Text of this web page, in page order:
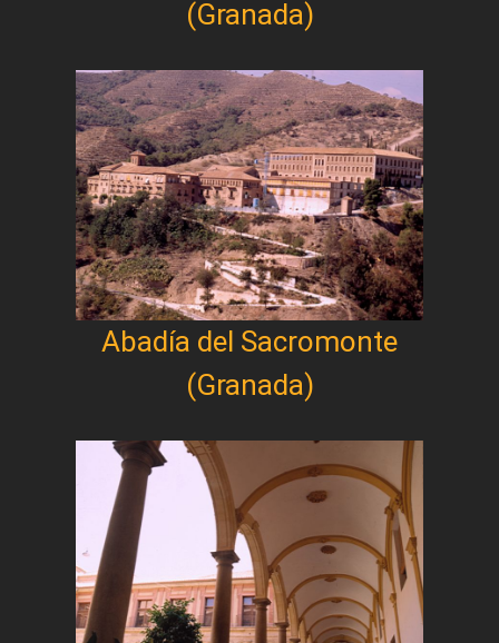
(Granada)
Abadía del Sacromonte
(Granada)